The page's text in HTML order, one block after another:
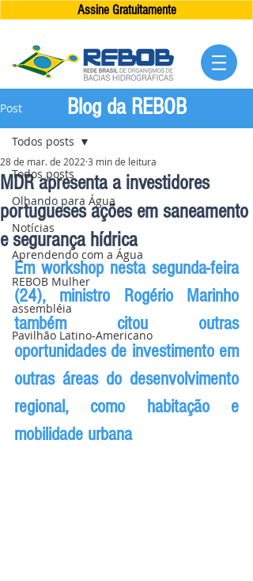
Assine Gratuitamente
Post
Todos posts
Olhando para Água
Notícias
Aprendendo com a Água
REBOB Mulher
assembléia
Pavilhão Latino-Americano
Todos posts
MDR apresenta a investidores
portugueses ações em saneamento
e segurança hídrica
28 de mar. de 2022 3 min de leitura
Em workshop nesta segunda-feira
(24), ministro Rogério Marinho
também citou outras
oportunidades de investimento em
outras áreas do desenvolvimento
regional, como habitação e
mobilidade urbana
Blog da REBOB